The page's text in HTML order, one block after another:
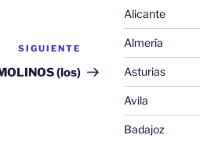
Siguiente
entrada
SIGUIENTE
(los)
Alicante
Almería
Asturias
Avila
Badajoz